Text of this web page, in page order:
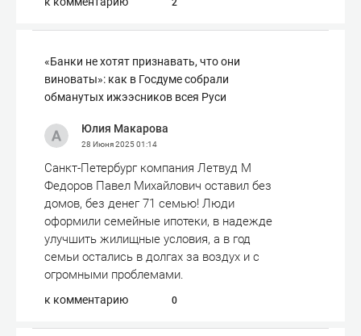
2
«Банки не хотят признавать, что они
виноваты»: как в Госдуме собрали
обманутых ижээсников всея Руси
Юлия Макарова
28 Июня 202501:14
Санкт-Петербург компания Летвуд М
Федоров Павел Михайлович оставил без
домов, без денег 71 семью! Люди
оформили семейные ипотеки, в надежде
улучшить жилищные условия, а в год
семьи остались в долгах за воздух и с
огромными проблемами.
к комментарию 0